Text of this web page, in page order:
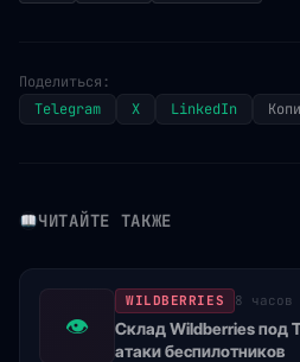
Поделиться:
Telegram
X LinkedIn
ЧИТАЙТЕ ТАКЖЕ
👁
WILDBERRIES 8 часов
Склад Wildberries под
атаки беспилотников